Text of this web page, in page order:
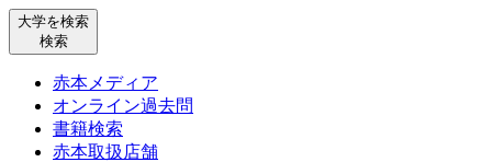
大学を検索
検索
赤本メディア
オンライン過去問
書籍検索
赤本取扱店舗